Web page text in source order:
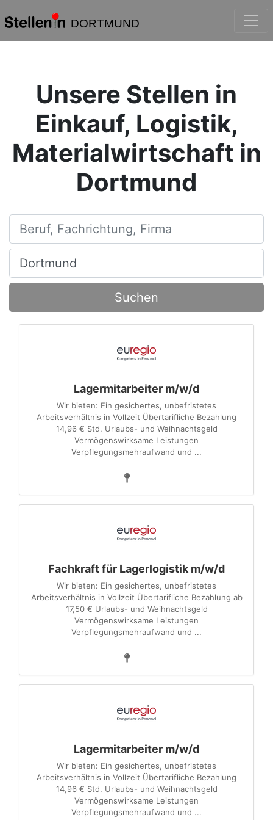
DORTMUND
Unsere Stellen in
Einkauf, Logistik,
Materialwirtschaft in
Dortmund
Beruf, Fachrichtung, Firma
Ort, Stadt
Suchen
Lagermitarbeiter m/w/d
Wir bieten: Ein gesichertes, unbefristetes
Arbeitsverhältnis in Vollzeit Übertarifliche Bezahlung
14,96 € Std. Urlaubs- und Weihnachtsgeld
Vermögenswirksame Leistungen
Verpflegungsmehraufwand und ...
Fachkraft für Lagerlogistik m/w/d
Wir bieten: Ein gesichertes, unbefristetes
Arbeitsverhältnis in Vollzeit Übertarifliche Bezahlung ab
17,50 € Urlaubs- und Weihnachtsgeld
Vermögenswirksame Leistungen
Verpflegungsmehraufwand und ...
Lagermitarbeiter m/w/d
Wir bieten: Ein gesichertes, unbefristetes
Arbeitsverhältnis in Vollzeit Übertarifliche Bezahlung
14,96 € Std. Urlaubs- und Weihnachtsgeld
Vermögenswirksame Leistungen
Verpflegungsmehraufwand und ...